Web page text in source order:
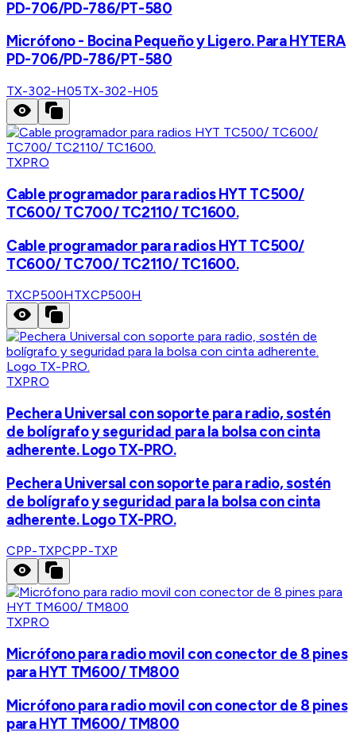
PD-706/PD-786/PT-580
Micrófono - Bocina Pequeño y Ligero. Para HYTERA
PD-706/PD-786/PT-580
TX-302-H05TX-302-H05
TXPRO
Cable programador para radios HYT TC500/
TC600/ TC700/ TC2110/ TC1600.
Cable programador para radios HYT TC500/
TC600/ TC700/ TC2110/ TC1600.
TXCP500HTXCP500H
TXPRO
Pechera Universal con soporte para radio, sostén
de bolígrafo y seguridad para la bolsa con cinta
adherente. Logo TX-PRO.
Pechera Universal con soporte para radio, sostén
de bolígrafo y seguridad para la bolsa con cinta
adherente. Logo TX-PRO.
CPP-TXPCPP-TXP
TXPRO
Micrófono para radio movil con conector de 8 pines
para HYT TM600/ TM800
Micrófono para radio movil con conector de 8 pines
para HYT TM600/ TM800